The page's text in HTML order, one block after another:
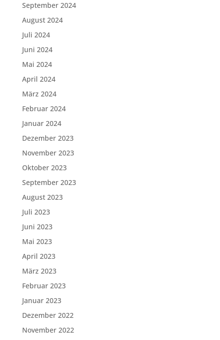
September 2024
August 2024
Juli 2024
Juni 2024
Mai 2024
April 2024
März 2024
Februar 2024
Januar 2024
Dezember 2023
November 2023
Oktober 2023
September 2023
August 2023
Juli 2023
Juni 2023
Mai 2023
April 2023
März 2023
Februar 2023
Januar 2023
Dezember 2022
November 2022